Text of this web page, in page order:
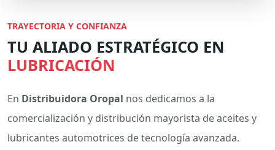
TRAYECTORIA Y CONFIANZA
TU ALIADO ESTRATÉGICO EN
LUBRICACIÓN
En Distribuidora Oropal nos dedicamos a la
comercialización y distribución mayorista de aceites y
lubricantes automotrices de tecnología avanzada.